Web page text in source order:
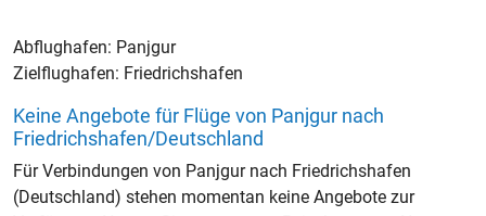
Abflughafen: Panjgur
Zielflughafen: Friedrichshafen
Keine Angebote für Flüge von Panjgur nach
Friedrichshafen/Deutschland
Für Verbindungen von Panjgur nach Friedrichshafen
(Deutschland) stehen momentan keine Angebote zur